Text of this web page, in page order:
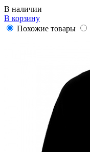
В наличии
В корзину
Похожие товары